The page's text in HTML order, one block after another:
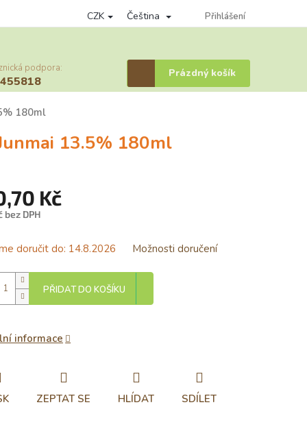
ochrany osobních údajů Věrnostní program Provizní systém
CZK Čeština Přihlášení
podpora:
Nákupní
košík
Prázdný košík
180ml
13.5% 180ml
Kč
bez DPH
doručit do: 14.8.2026 Možnosti doručení
PŘIDAT DO KOŠÍKU
informace
ZEPTAT SE HLÍDAT SDÍLET